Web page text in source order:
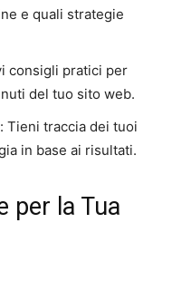
e quali strategie
consigli pratici per
del tuo sito web.
Tieni traccia dei tuoi
in base ai risultati.
per la Tua